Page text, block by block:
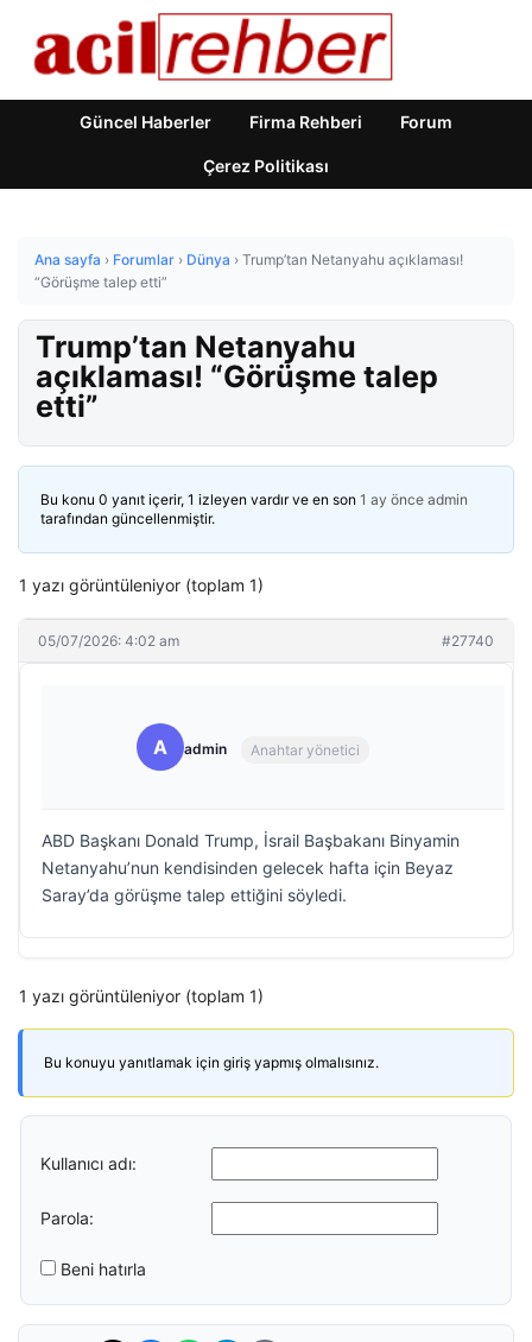
Güncel Haberler Firma Rehberi Forum
Çerez Politikası
Ana sayfa › Forumlar › Dünya › Trump’tan Netanyahu açıklaması!
“Görüşme talep etti”
Trump’tan Netanyahu
açıklaması! “Görüşme talep
etti”
Bu konu 0 yanıt içerir, 1 izleyen vardır ve en son 1 ay önce admin
tarafından güncellenmiştir.
1 yazı görüntüleniyor (toplam 1)
05/07/2026: 4:02 am #27740
A admin Anahtar yönetici
ABD Başkanı Donald Trump, İsrail Başbakanı Binyamin
Netanyahu’nun kendisinden gelecek hafta için Beyaz
Saray’da görüşme talep ettiğini söyledi.
1 yazı görüntüleniyor (toplam 1)
Bu konuyu yanıtlamak için giriş yapmış olmalısınız.
Kullanıcı adı:
Parola:
Beni hatırla